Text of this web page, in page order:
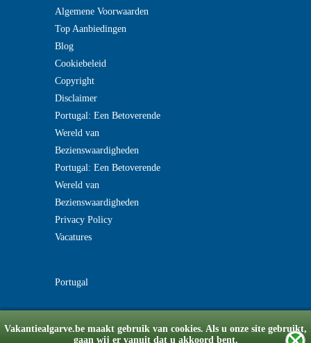
Vakantiealgarve.be maakt gebruik van cookies. Als u onze site gebruikt,
gaan wij er vanuit dat u akkoord bent.
Algemene Voorwaarden
Top Aanbiedingen
Blog
Cookiebeleid
Copyright
Disclaimer
Portugal: Een Betoverende
Wereld van
Bezienswaardigheden
Portugal: Een Betoverende
Wereld van
Bezienswaardigheden
Privacy Policy
Vacatures
Portugal